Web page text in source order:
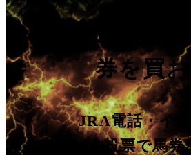
対象レー
券を買お
JRA電話・イ
ト投票で馬